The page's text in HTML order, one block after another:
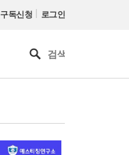
구독신청 | 로그인